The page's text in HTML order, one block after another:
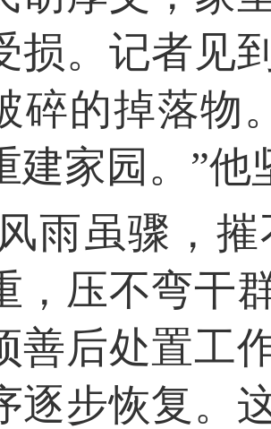
损。记者见
碎的掉落物
建家园。”他
风雨虽骤，
，压不弯干
善后处置工
逐步恢复。